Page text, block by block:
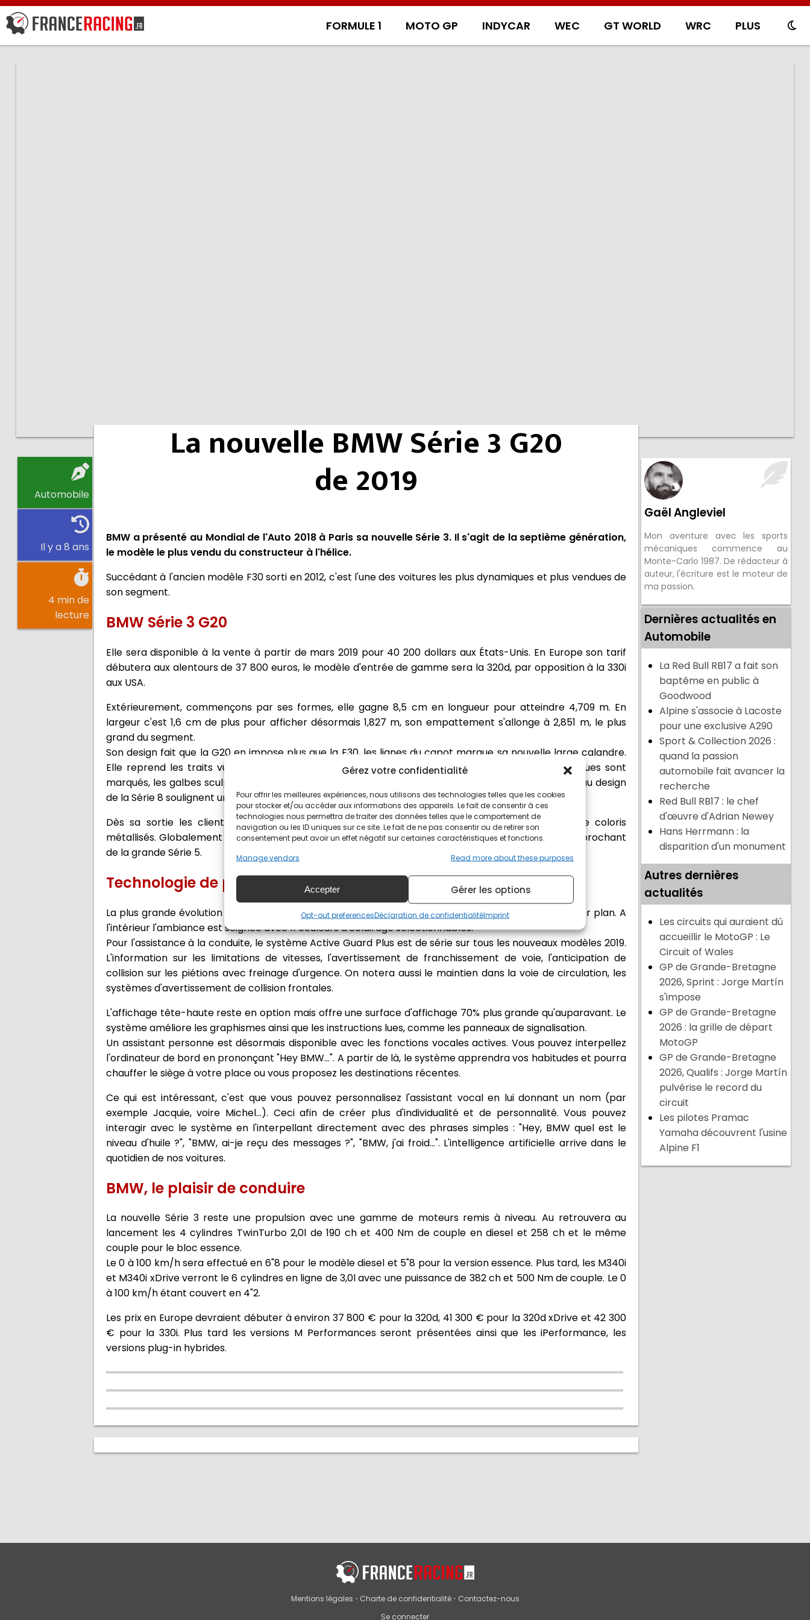
Gérez votre confidentialité
Pour offrir les meilleures expériences, nous utilisons des technologies telles que les cookies
pour stocker et/ou accéder aux informations des appareils. Le fait de consentir à ces
technologies nous permettra de traiter des données telles que le comportement de
navigation ou les ID uniques sur ce site. Le fait de ne pas consentir ou de retirer son
consentement peut avoir un effet négatif sur certaines caractéristiques et fonctions.
Manage vendors
Read more about these purposes
Accepter Gérer les options
Opt-out preferencesDéclaration de confidentialitéImprint
FORMULE 1 MOTO GP INDYCAR WEC GT WORLD WRC PLUS
Automobile
Il y a 8 ans
4 min de
lecture
La nouvelle BMW Série 3 G20
de 2019
BMW a présenté au Mondial de l'Auto 2018 à Paris sa nouvelle Série 3. Il s'agit de la septième génération,
le modèle le plus vendu du constructeur à l'hélice.
Succédant à l'ancien modèle F30 sorti en 2012, c'est l'une des voitures les plus dynamiques et plus vendues de
son segment.
BMW Série 3 G20
Elle sera disponible à la vente à partir de mars 2019 pour 40 200 dollars aux États-Unis. En Europe son tarif
débutera aux alentours de 37 800 euros, le modèle d'entrée de gamme sera la 320d, par opposition à la 330i
aux USA.
Extérieurement, commençons par ses formes, elle gagne 8,5 cm en longueur pour atteindre 4,709 m. En
largeur c'est 1,6 cm de plus pour afficher désormais 1,827 m, son empattement s'allonge à 2,851 m, le plus
grand du segment.
Son design fait que la G20 en impose plus que la F30, les lignes du capot marque sa nouvelle large calandre.
Elle reprend les traits vus par la Série 8 ou encore repris sur la nouvelle Z4. Les passages de roues sont
marqués, les galbes sculptent la berline encore plus dynamique. Les feux arrières inspirés du nouveau design
de la Série 8 soulignent une malle bien intégrée.
Dès sa sortie les clients pourront choisir avec deux teintes non métalliques et une dizaine de coloris
métallisés. Globalement bien posée sur ses 4 roues, elle accentue son apparence agressive se rapprochant
de la grande Série 5.
Technologie de premier plan
La plus grande évolution est à l'intérieur de l'habitacle avec une armada une technologie de premier plan. A
l'intérieur l'ambiance est soignée avec 11 couleurs d'éclairage sélectionnables.
Pour l'assistance à la conduite, le système Active Guard Plus est de série sur tous les nouveaux modèles 2019.
L'information sur les limitations de vitesses, l'avertissement de franchissement de voie, l'anticipation de
collision sur les piétions avec freinage d'urgence. On notera aussi le maintien dans la voie de circulation, les
systèmes d'avertissement de collision frontales.
L'affichage tête-haute reste en option mais offre une surface d'affichage 70% plus grande qu'auparavant. Le
système améliore les graphismes ainsi que les instructions lues, comme les panneaux de signalisation.
Un assistant personne est désormais disponible avec les fonctions vocales actives. Vous pouvez interpellez
l'ordinateur de bord en prononçant "Hey BMW...". A partir de là, le système apprendra vos habitudes et pourra
chauffer le siège à votre place ou vous proposez les destinations récentes.
Ce qui est intéressant, c'est que vous pouvez personnalisez l'assistant vocal en lui donnant un nom (par
exemple Jacquie, voire Michel...). Ceci afin de créer plus d'individualité et de personnalité. Vous pouvez
interagir avec le système en l'interpellant directement avec des phrases simples : "Hey, BMW quel est le
niveau d'huile ?", "BMW, ai-je reçu des messages ?", "BMW, j'ai froid...". L'intelligence artificielle arrive dans le
quotidien de nos voitures.
BMW, le plaisir de conduire
La nouvelle Série 3 reste une propulsion avec une gamme de moteurs remis à niveau. Au retrouvera au
lancement les 4 cylindres TwinTurbo 2,0l de 190 ch et 400 Nm de couple en diesel et 258 ch et le même
couple pour le bloc essence.
Le 0 à 100 km/h sera effectué en 6"8 pour le modèle diesel et 5"8 pour la version essence. Plus tard, les M340i
et M340i xDrive verront le 6 cylindres en ligne de 3,0l avec une puissance de 382 ch et 500 Nm de couple. Le 0
à 100 km/h étant couvert en 4"2.
Les prix en Europe devraient débuter à environ 37 800 € pour la 320d, 41 300 € pour la 320d xDrive et 42 300
€ pour la 330i. Plus tard les versions M Performances seront présentées ainsi que les iPerformance, les
versions plug-in hybrides.
Gaël Angleviel
Mon aventure avec les sports
mécaniques commence au
Monte-Carlo 1987. De rédacteur à
auteur, l'écriture est le moteur de
ma passion.
Dernières actualités en
Automobile
La Red Bull RB17 a fait son
baptême en public à
Goodwood
Alpine s'associe à Lacoste
pour une exclusive A290
Sport & Collection 2026 :
quand la passion
automobile fait avancer la
recherche
Red Bull RB17 : le chef
d'œuvre d'Adrian Newey
Hans Herrmann : la
disparition d'un monument
Autres dernières
actualités
Les circuits qui auraient dû
accueillir le MotoGP : Le
Circuit of Wales
GP de Grande-Bretagne
2026, Sprint : Jorge Martín
s'impose
GP de Grande-Bretagne
2026 : la grille de départ
MotoGP
GP de Grande-Bretagne
2026, Qualifs : Jorge Martín
pulvérise le record du
circuit
Les pilotes Pramac
Yamaha découvrent l'usine
Alpine F1
Mentions légales • Charte de confidentialité• Contactez-nous
Se connecter